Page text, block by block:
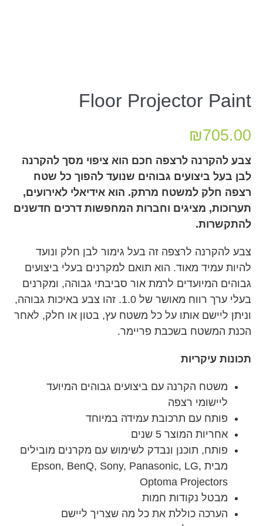
Floor Projector Paint
₪705.00
צבע להקרנה לרצפה חכם הוא ציפוי מסך להקרנה
לבן בעל ביצועים גבוהים שנועד להפוך כל שטח
רצפה חלק למשטח מרתק. הוא אידיאלי לאירועים,
תערוכות, מציגים וחברות המחפשות דרכים חדשנים
להתקשרות.
צבע להקרנה לרצפה זה בעל גימור לבן חלק ונועד
להיות עמיד מאוד. הוא תואם למקרנים בעלי ביצועים
גבוהים המיועדים לרמת אור סביבתי גבוהה, ומקרנים
בעלי ערך רווח מאושר של 1.0. זהו צבע באיכות גבוהה,
וניתן ליישם אותו על כל משטח עץ, בטון או חלק, לאחר
הכנת המשטח בשכבת פריימר.
תכונות עיקריות
משטח הקרנה עם ביצועים גבוהים המיועד
ליישומי רצפה
פותח עם תרכובת עמידה במיוחד
אחריות המוצר 5 שנים
פותח, תוכנן ונבדק לשימוש עם מקרנים מובילים
מבית Epson, BenQ, Sony, Panasonic, LG,
Optoma Projectors
מבטל נקודות חמות
הערכה כוללת את כל מה שצריך ליישם